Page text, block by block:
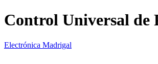
Control Universal de
Electrónica Madrigal